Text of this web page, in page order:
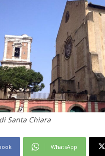
Santa Chiara
WhatsApp